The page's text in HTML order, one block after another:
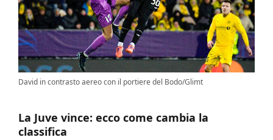
David in contrasto aereo con il portiere del Bodo/Glimt
La Juve vince: ecco come cambia la
classifica